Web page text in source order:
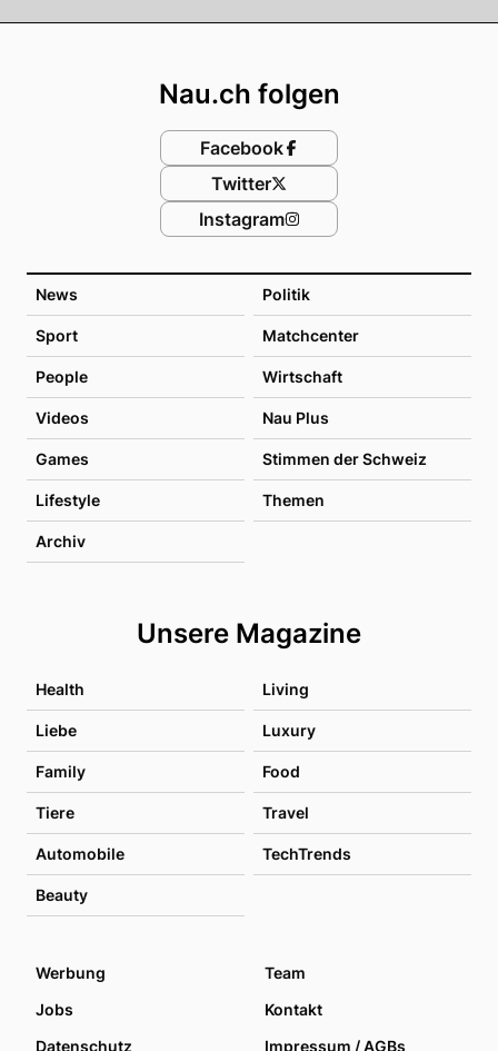
News Politik
Sport Matchcenter
People Wirtschaft
Videos Nau Plus
Games Stimmen der Schweiz
Lifestyle Themen
Archiv
Unsere Magazine
Health Living
Liebe Luxury
Family Food
Tiere Travel
Automobile TechTrends
Beauty
Nau.ch folgen
Facebook
Twitter
Instagram
Werbung
Team
Jobs
Kontakt
Datenschutz
Impressum / AGBs